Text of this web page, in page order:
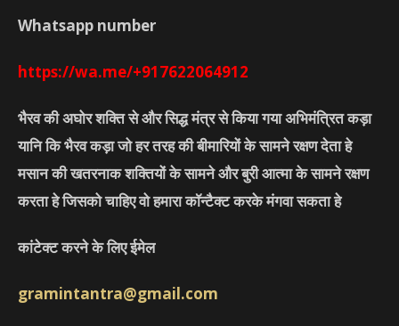
Whatsapp number
https://wa.me/+917622064912
भैरव की अघोर शक्ति से और सिद्ध मंत्र से किया गया अभिमंत्रित कड़ा
यानि कि भैरव कड़ा जो हर तरह की बीमारियों के सामने रक्षण देता हे
मसान की खतरनाक शक्तियों के सामने और बुरी आत्मा के सामने रक्षण
करता हे जिसको चाहिए वो हमारा कॉन्टैक्ट करके मंगवा सकता हे
कांटेक्ट करने के लिए ईमेल
gramintantra@gmail.com